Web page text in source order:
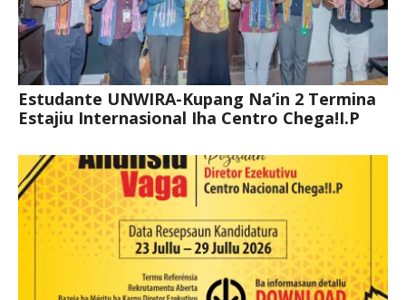
Estudante UNWIRA-Kupang Na’in 2 Termina
Estajiu Internasional Iha Centro Chega!I.P